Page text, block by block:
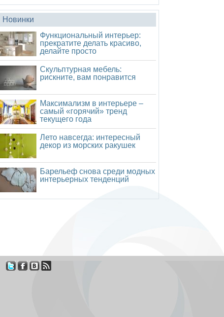
Новинки
Функциональный интерьер:
прекратите делать красиво,
делайте просто
Скульптурная мебель:
рискните, вам понравится
Максимализм в интерьере –
самый «горячий» тренд
текущего года
Лето навсегда: интересный
декор из морских ракушек
Барельеф снова среди модных
интерьерных тенденций